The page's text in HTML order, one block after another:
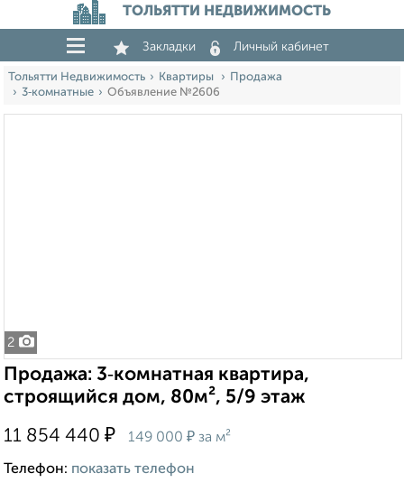
ТОЛЬЯТТИ НЕДВИЖИМОСТЬ
Закладки Личный кабинет
Тольятти Недвижимость Квартиры
Продажа
3‑комнатные
Объявление №2606
2
Продажа: 3‑комнатная квартира,
строящийся дом, 80м², 5/9 этаж
11 854 440 ₽ 149 000 ₽ за м²
Телефон: показать телефон